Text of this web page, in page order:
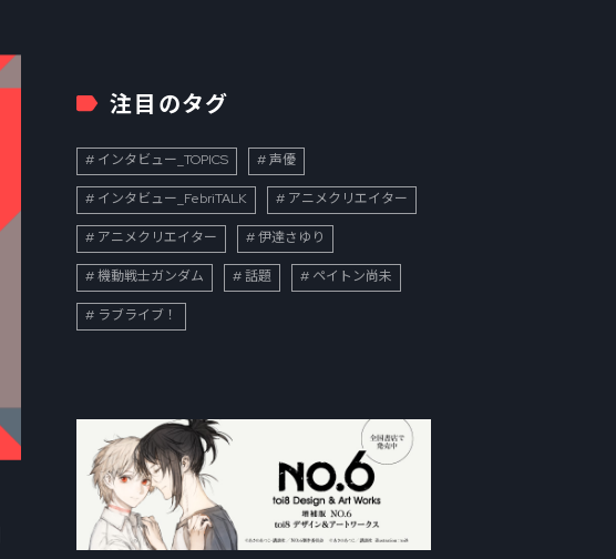
注目のタグ
インタビュー_TOPICS 声優
インタビュー_FebriTALK アニメクリエイター
アニメクリエイター 伊達さゆり
機動戦士ガンダム 話題 ペイトン尚未
ラブライブ！